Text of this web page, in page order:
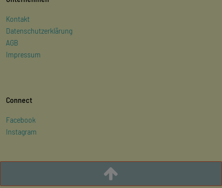
Kontakt
Datenschutzerklärung
AGB
Impressum
Connect
Facebook
Instagram